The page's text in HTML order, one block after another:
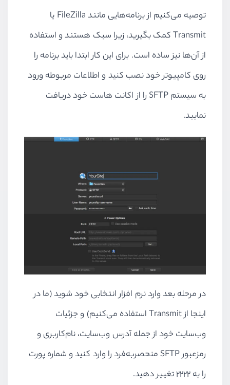
توصیه می‌کنیم از برنامه‌هایی مانندFileZilla یا
Transmitکمک بگیرید، زیرا سبک هستند و استفاده
از آن‌ها نیز ساده است. برای این کار ابتدا باید برنامه را
روی کامپیوتر خود نصب کنید و اطلاعات مربوطه ورود
به سیستمSFTPرا از اکانت هاست خود دریافت
نمایید.
در مرحله بعد وارد نرم افزار انتخابی خود شوید (ما در
اینجا ازTransmitاستفاده می‌کنیم) و جزئیات
وب‌سایت خود از جمله آدرس وب‌سایت، نام‌کاربری و
رمزعبورSFTPمنحصربه‌فرد را وارد کنید و شماره پورت
را به 2222 تغییر دهید.